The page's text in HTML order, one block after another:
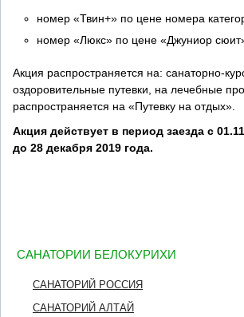
номер «Твин+» по цене номера
номер «Люкс» по цене «Джуниор
Акция распространяется на: санаторно-
оздоровительные путевки, на лечебные
распространяется на «Путевку на отдых».
Акция действует в период заезда с
до 28 декабря 2019 года.
САНАТОРИИ БЕЛОКУРИХИ
САНАТОРИЙ РОССИЯ
САНАТОРИЙ АЛТАЙ